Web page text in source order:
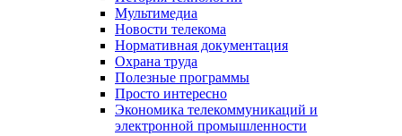
Мультимедиа
Новости телекома
Нормативная документация
Охрана труда
Полезные программы
Просто интересно
Экономика телекоммуникаций и
электронной промышленности